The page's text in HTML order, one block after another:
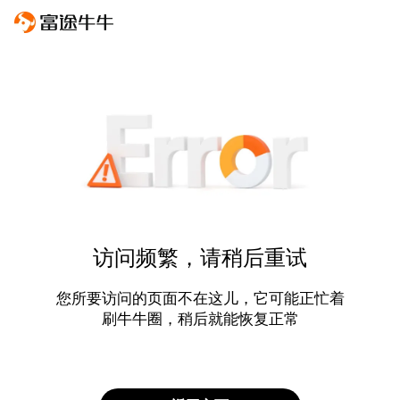
访问频繁，请稍后重试
您所要访问的页面不在这儿，它可能正忙着
刷牛牛圈，稍后就能恢复正常